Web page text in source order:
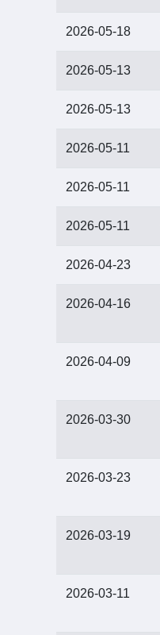
2026-05-18
2026-05-13
2026-05-13
2026-05-11
2026-05-11
2026-05-11
2026-04-23
2026-04-16
2026-04-09
2026-03-30
2026-03-23
2026-03-19
2026-03-11